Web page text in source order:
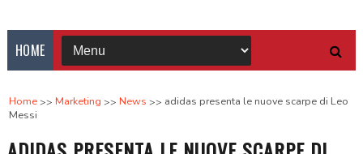
HOME
Home Marketing News
adidas presenta le nuove scarpe di Leo
Messi